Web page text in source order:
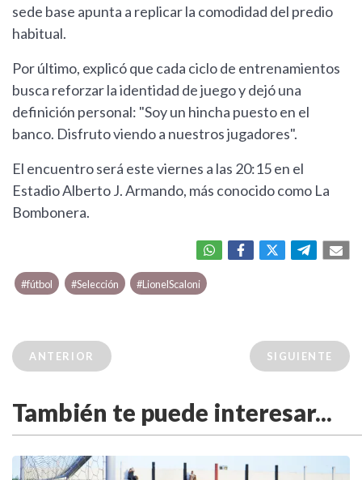
sede base apunta a replicar la comodidad del predio
habitual.
Por último, explicó que cada ciclo de entrenamientos
busca reforzar la identidad de juego y dejó una
definición personal: "Soy un hincha puesto en el
banco. Disfruto viendo a nuestros jugadores".
El encuentro será este viernes a las 20:15 en el
Estadio Alberto J. Armando, más conocido como La
Bombonera.
#fútbol #Selección #LionelScaloni
ANTERIOR SIGUIENTE
También te puede interesar...